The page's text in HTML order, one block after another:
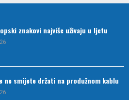
znakovi najviše uživaju u ljetu
ne smijete držati na produžnom kablu